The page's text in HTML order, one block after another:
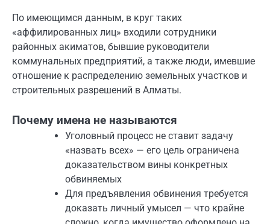
По имеющимся данным, в круг таких
«аффилированных лиц» входили сотрудники
районных акиматов, бывшие руководители
коммунальных предприятий, а также люди, имевшие
отношение к распределению земельных участков и
строительных разрешений в Алматы.
Почему имена не называются
Уголовный процесс не ставит задачу
«назвать всех» — его цель ограничена
доказательством вины конкретных
обвиняемых
Для предъявления обвинения требуется
доказать личный умысел — что крайне